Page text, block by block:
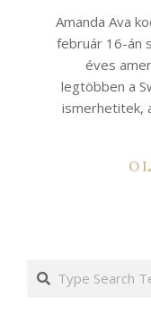
22
Amanda Ava
február 16-án
éves
legtöbben a
ismerhetitek,
Search